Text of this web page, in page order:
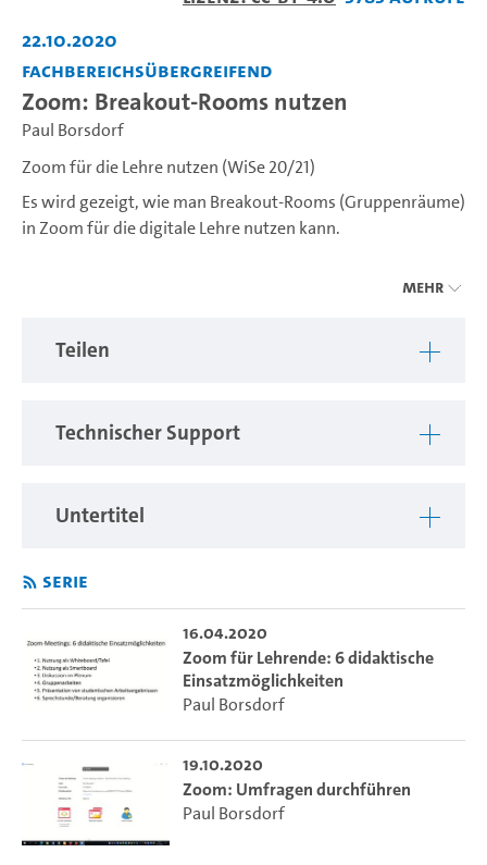
22.10.2020
Fachbereichsübergreifend
Zoom: Breakout-Rooms nutzen
Paul Borsdorf
Zoom für die Lehre nutzen (WiSe 20/21)
Es wird gezeigt, wie man Breakout-Rooms (Gruppenräume)
in Zoom für die digitale Lehre nutzen kann.
Lehre einsetzen kann.
Mehr
Teilen
Technischer Support
Untertitel
Serie
16.04.2020
Zoom für Lehrende: 6 didaktische
Einsatzmöglichkeiten
Paul Borsdorf
19.10.2020
Zoom: Umfragen durchführen
Paul Borsdorf